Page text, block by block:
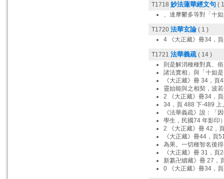
T1718 妙法蓮華經文句 (
、達摩鬱多等對「十
T1720 法華玄論 ( 1 )
4 《大正藏》冊34，
T1721 法華義疏( 14 )
則是解消種種對真、
諸法實相」與「十如
《大正藏》冊 34，
靈始能與之相契，波
2 《大正藏》冊34，
34，頁 488 下-489
《法華義疏》說：「
學生，民國74 年影印
2 《大正藏》冊 42，
《大正藏》冊44，頁
為果。一切種智名後
《大正藏》冊 31，
新纂卍續藏》冊 27，
0 《大正藏》冊34，